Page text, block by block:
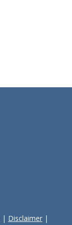
| Disclaimer |